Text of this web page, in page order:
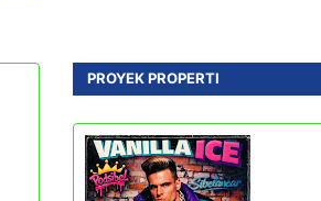
PROYEK PROPERTI